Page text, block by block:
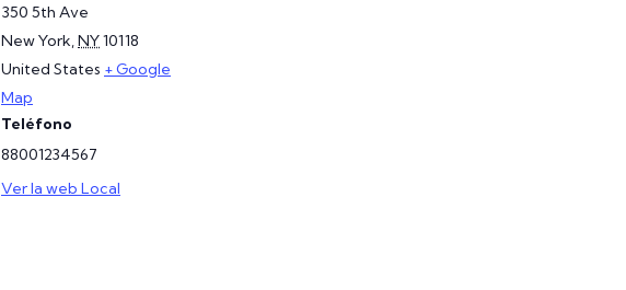
350 5th Ave
New York,NY10118
United States + Google
Map
Teléfono
88001234567
Ver la web Local